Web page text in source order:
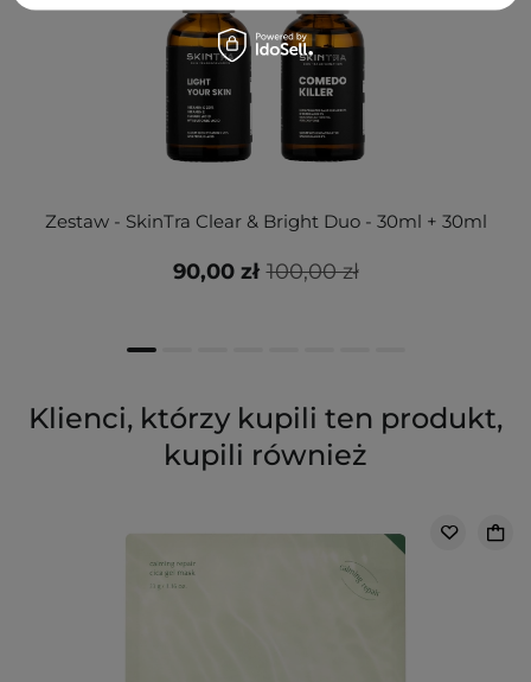
Zestaw - SkinTra Clear & Bright Duo - 30ml + 30ml
100,00 zł
90,00 zł
Klienci, którzy kupili ten produkt,
kupili również